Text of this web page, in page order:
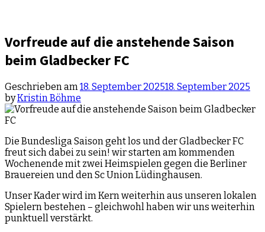
Vorfreude auf die anstehende Saison
beim Gladbecker FC
Geschrieben am 18. September 202518. September 2025
byKristin Böhme
Die Bundesliga Saison geht los und der Gladbecker FC
freut sich dabei zu sein! wir starten am kommenden
Wochenende mit zwei Heimspielen gegen die Berliner
Brauereien und den Sc Union Lüdinghausen.
Unser Kader wird im Kern weiterhin aus unseren lokalen
Spielern bestehen – gleichwohl haben wir uns weiterhin
punktuell verstärkt.